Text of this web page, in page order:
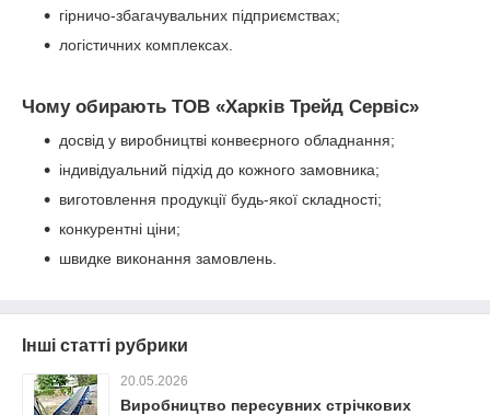
гірничо-збагачувальних підприємствах;
логістичних комплексах.
Чому обирають ТОВ «Харків Трейд Сервіс»
досвід у виробництві конвеєрного обладнання;
індивідуальний підхід до кожного замовника;
виготовлення продукції будь-якої складності;
конкурентні ціни;
швидке виконання замовлень.
Інші статті рубрики
20.05.2026
Виробництво пересувних стрічкових